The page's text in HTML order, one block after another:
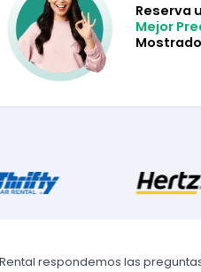
Reserva
Mejor
Rental respondemos las